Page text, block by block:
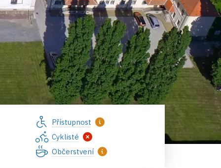
Přístupnost
Cyklisté
Občerstvení